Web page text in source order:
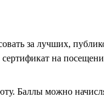
за лучших,
на
Баллы можно